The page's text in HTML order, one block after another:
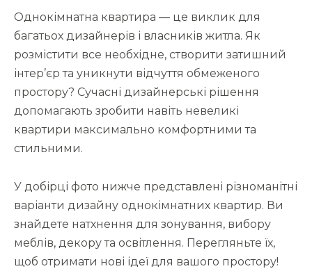
Однокімнатна квартира — це виклик для
багатьох дизайнерів і власників житла. Як
розмістити все необхідне, створити затишний
інтер’єр та уникнути відчуття обмеженого
простору? Сучасні дизайнерські рішення
допомагають зробити навіть невеликі
квартири максимально комфортними та
стильними.
У добірці фото нижче представлені різноманітні
варіанти дизайну однокімнатних квартир. Ви
знайдете натхнення для зонування, вибору
меблів, декору та освітлення. Перегляньте їх,
щоб отримати нові ідеї для вашого простору!